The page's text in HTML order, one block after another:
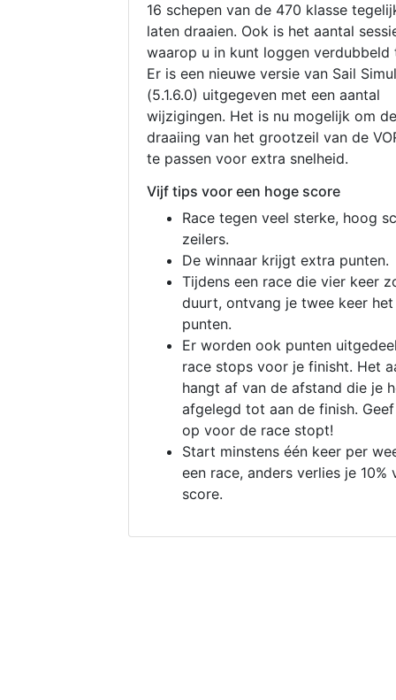
16 schepen van de 470 klasse
laten draaien. Ook is het aantal
waarop u in kunt loggen verdubbeld
Er is een nieuwe versie van Sail
(5.1.6.0) uitgegeven met een aantal
wijzigingen. Het is nu mogelijk om de
draaiing van het grootzeil van de
te passen voor extra snelheid.
Vijf tips voor een hoge score
Race tegen veel sterke, hoog
zeilers.
De winnaar krijgt extra punten.
Tijdens een race die vier keer
duurt, ontvang je twee keer
punten.
Er worden ook punten
race stops voor je finisht. Het
hangt af van de afstand die je
afgelegd tot aan de finish.
op voor de race stopt!
Start minstens één keer per
een race, anders verlies je 10%
score.